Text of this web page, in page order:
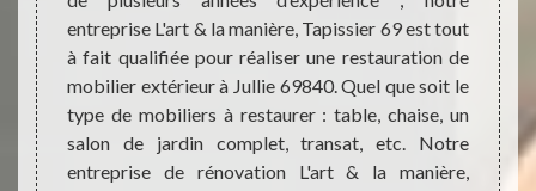
est
que
à
une
entreprise L'art & la manière, Tapissier 69 est tout
à fait qualifiée pour réaliser une restauration de
mobilier extérieur à Jullie 69840. Quel que soit le
type de mobiliers à restaurer : table, chaise, un
salon de jardin complet, transat, etc. Notre
entreprise de rénovation L'art & la manière,
vous
dans